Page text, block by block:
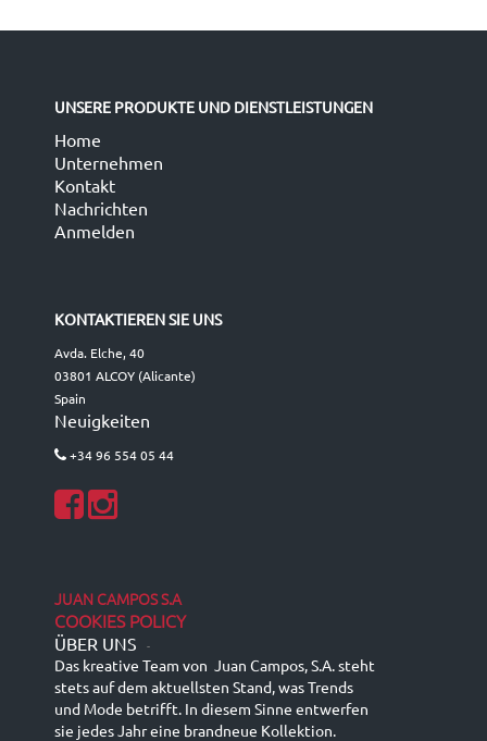
UNSERE PRODUKTE UND DIENSTLEISTUNGEN
Home
Unternehmen
Kontakt
Nachrichten
Anmelden
KONTAKTIEREN SIE UNS
Avda. Elche, 40
03801 ALCOY (Alicante)
Spain
Neuigkeiten
+34 96 554 05 44
JUAN CAMPOS S.A
COOKIES POLICY
ÜBER UNS -
Das kreative Team von Juan Campos, S.A. steht
stets auf dem aktuellsten Stand, was Trends
und Mode betrifft. In diesem Sinne entwerfen
sie jedes Jahr eine brandneue Kollektion.